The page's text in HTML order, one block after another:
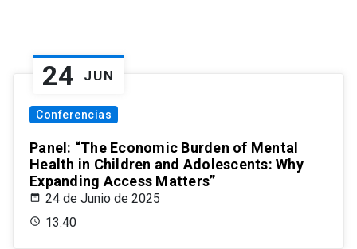
24 JUN
Conferencias
Panel: “The Economic Burden of Mental
Health in Children and Adolescents: Why
Expanding Access Matters”
24 de Junio de 2025
13:40